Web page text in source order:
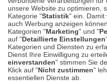
unsere Website zu optimieren,
Kategorie "Statistik" ein. Damit
auch Werbung anzeigen
Kategorien "Marketing" und "
auf "Detaillierte Einstellungen
Kategorien und Diensten zu
Dienst Ihre Einwilligung zu
einverstanden" stimmen Sie
Klick auf "Nicht zustimmen"
essentiellen Dienste ab.
Elizabeth II.
Heute wäre Queen
geworden. Sie starb
Alter von 96 Jahren
Thron. Damit war sie…